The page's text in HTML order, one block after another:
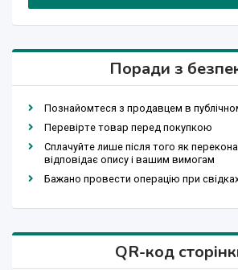
Поради з
Познайомтеся з продавцем в
Перевірте товар перед покупкою
Сплачуйте лише після того як
відповідає опису і вашим вимогам
Бажано провести операцію при
QR-код